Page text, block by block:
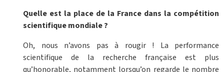
Quelle est la place de la France dans la compétition
scientifique mondiale ?
Oh, nous n’avons pas à rougir ! La performance
scientifique de la recherche française est plus
qu’honorable, notamment lorsqu’on regarde le nombre